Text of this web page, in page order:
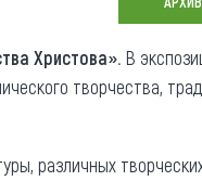
Алтай
Христова». В
творчества,
различных